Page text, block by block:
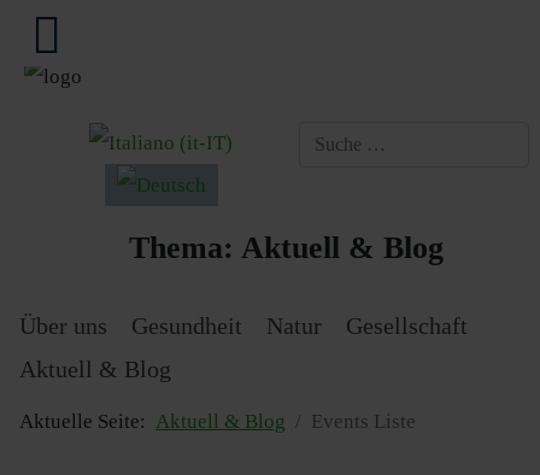
Sprache auswählen
Thema: Aktuell & Blog
Über uns Gesundheit Natur
Gesellschaft
Aktuell & Blog
Aktuelle Seite: Aktuell & Blog Events Liste